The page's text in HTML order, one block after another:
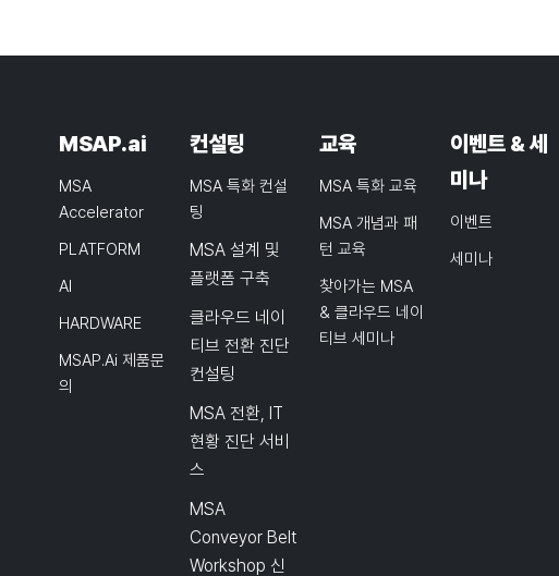
MSAP.ai
MSA
Accelerator
PLATFORM
AI
HARDWARE
MSAP.ai 제품문
의
컨설팅
MSA 특화 컨설
팅
MSA 설계 및
플랫폼 구축
클라우드 네이
티브 전환 진단
컨설팅
MSA 전환, IT
현황 진단 서비
스
MSA
Conveyor Belt
Workshop 신
교육
MSA 특화 교육
MSA 개념과 패
턴 교육
찾아가는 MSA
& 클라우드 네이
티브 세미나
이벤트 & 세
미나
이벤트
세미나